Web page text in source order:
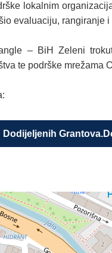
lokalnim
evaluaciju, rangiranje
– BiH Zeleni
te podrške mrežama